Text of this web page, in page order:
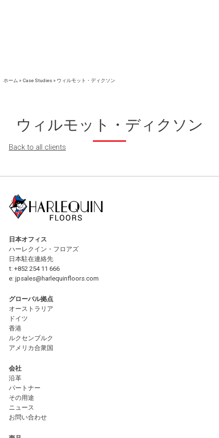
ホーム » Case Studies » ウィルモット・ディクソン
ウィルモット・ディクソン
Back to all clients
日本オフィス
ハーレクイン・フロアズ
日本駐在連絡先
t: +852 254 11 666
e: jpsales@harlequinfloors.com
グローバル拠点
オーストラリア
ドイツ
香港
ルクセンブルク
アメリカ合衆国
会社
沿革
パートナー
その用途
ニュース
お問い合わせ